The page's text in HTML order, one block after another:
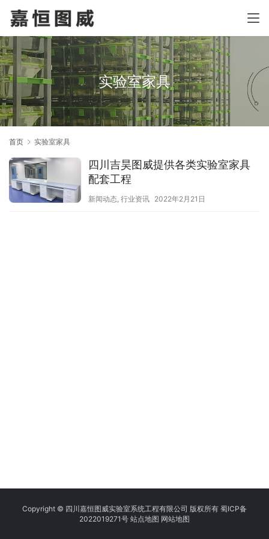
实验室家具
首页 实验室家具
四川吉昊图威提供各类实验室家具
配套工程
新闻动态, 行业资讯 2022年2月21日
Copyright © 四川嘉恒图威实验室系统工程有限公司 版权所有 蜀ICP备
2022019271号 站点地图 网站地图